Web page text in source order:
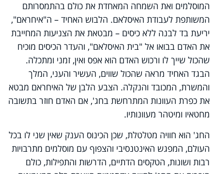
המוסלמים ואת השמחה המאחדת את כולם בהתמסרותם
המשותפת לעבודת האיסלאם. הלבוש האחיד – ה"איחראם",
יריעת בד לבנה ללא כיסים – מבטאת את הצניעות המחייבת
את האדם בבואו אל "בית האיסלאם", והעדר הכיסים מוכיח
שהכול שייך לו ורכוש האדם הוא אפס ואין, זמני ומתכלה.
הבגד האחיד מראה שהכול שווים, העשיר והעני, המלך
והמשרת, המכובד והנקלה. הצבע הלבן של האיחראם מבטא
את כפרת העוונות המתרחשת בחג', אם האדם חוזר בתשובה
מחטאיו ומיטהר מעוונותיו.
החג' הוא חוויה מטלטלת, שכן הכינוס הענק שאין שני לו בכל
העולם, המפגש האינטנסיבי והצפוף עם מוסלמים מתרבויות
רבות ושונות, הטקסים הדתיים, הדרשות והתפילות, כולם